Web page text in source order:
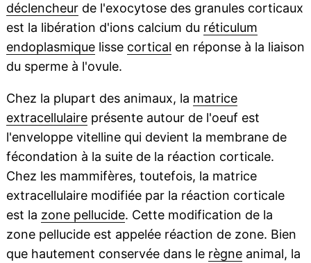
déclencheurde l'exocytose des granules corticaux
est la libération d'ions calcium du réticulum
endoplasmiquelisse cortical en réponse à la liaison
du sperme à l'ovule.
Chez la plupart des animaux, la matrice
extracellulaireprésente autour de l'oeuf est
l'enveloppe vitelline qui devient la membrane de
fécondation à la suite de la réaction corticale.
Chez les mammifères, toutefois, la matrice
extracellulaire modifiée par la réaction corticale
est la zone pellucide. Cette modification de la
zone pellucide est appelée réaction de zone. Bien
que hautement conservée dans le règneanimal, la